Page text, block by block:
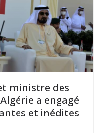
ministre des
a engagé
et inédites